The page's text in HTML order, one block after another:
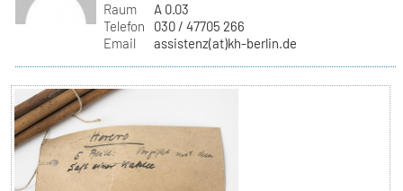
Raum
A 0.03
Telefon
030 / 47705 266
Email
assistenz(at)kh-berlin.de